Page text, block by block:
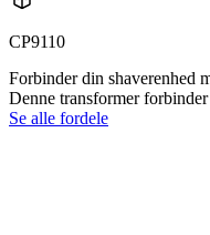
CP9110
Forbinder din shaverenhed
Denne transformer
Se alle fordele